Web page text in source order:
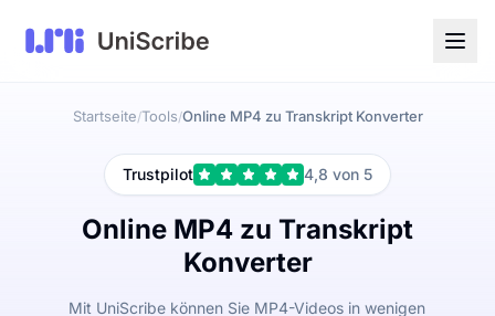
Startseite/Tools/Online MP4 zu Transkript Konverter
Trustpilot 4,8 von 5
Online MP4 zu Transkript
Konverter
Mit UniScribe können Sie MP4-Videos in wenigen